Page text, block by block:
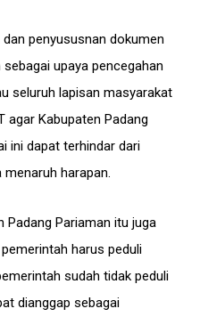
penyususnan dokumen
upaya pencegahan
seluruh lapisan masyarakat
agar Kabupaten Padang
ini dapat terhindar dari
menaruh harapan.
Padang Pariaman itu juga
harus peduli
sudah tidak peduli
dianggap sebagai